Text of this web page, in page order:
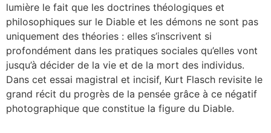
lumière le fait que les doctrines théologiques et
philosophiques sur le Diable et les démons ne sont pas
uniquement des théories : elles s’inscrivent si
profondément dans les pratiques sociales qu’elles vont
jusqu’à décider de la vie et de la mort des individus.
Dans cet essai magistral et incisif, Kurt Flasch revisite le
grand récit du progrès de la pensée grâce à ce négatif
photographique que constitue la figure du Diable.